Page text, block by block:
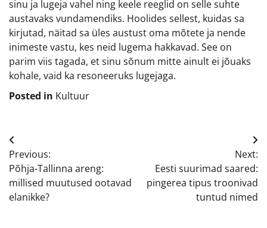
sinu ja lugeja vahel ning keele reeglid on selle suhte
austavaks vundamendiks. Hoolides sellest, kuidas sa
kirjutad, näitad sa üles austust oma mõtete ja nende
inimeste vastu, kes neid lugema hakkavad. See on
parim viis tagada, et sinu sõnum mitte ainult ei jõuaks
kohale, vaid ka resoneeruks lugejaga.
Posted in Kultuur
Navigeerimine
Previous:
Põhja-Tallinna areng:
millised muutused ootavad
elanikke?
Next:
Eesti suurimad saared:
pingerea tipus troonivad
tuntud nimed